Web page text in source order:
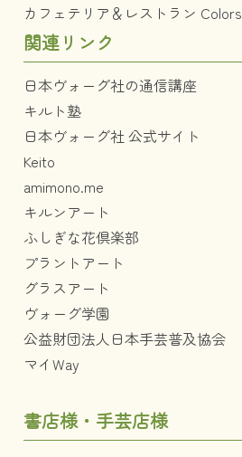
カフェテリア＆レストラン Colors
関連リンク
日本ヴォーグ社の通信講座
キルト塾
日本ヴォーグ社 公式サイト
Keito
amimono.me
キルンアート
ふしぎな花倶楽部
プラントアート
グラスアート
ヴォーグ学園
公益財団法人日本手芸普及協会
マイWay
書店様・手芸店様